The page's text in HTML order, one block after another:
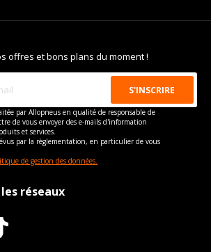
offres et bons plans du moment !
par Allopneus en qualité de responsable de
de vous envoyer des e-mails d'information
et services.
par la règlementation, en particulier de vous
de gestion des données.
réseaux